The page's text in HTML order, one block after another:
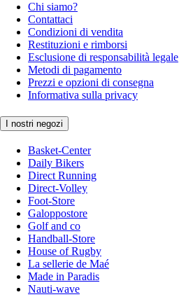
Chi siamo?
Contattaci
Condizioni di vendita
Restituzioni e rimborsi
Esclusione di responsabilità legale
Metodi di pagamento
Prezzi e opzioni di consegna
Informativa sulla privacy
I nostri negozi
Basket-Center
Daily Bikers
Direct Running
Direct-Volley
Foot-Store
Galoppostore
Golf and co
Handball-Store
House of Rugby
La sellerie de Maé
Made in Paradis
Nauti-wave